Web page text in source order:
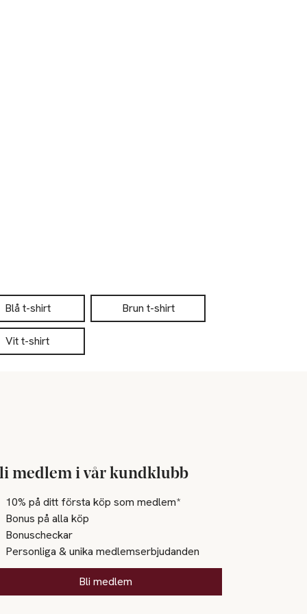
Blå t-shirt Brun t-shirt
Vit t-shirt
medlem i vår kundklubb
10% på ditt första köp som medlem*
Bonus på alla köp
Bonuscheckar
Personliga & unika medlemserbjudanden
Bli medlem